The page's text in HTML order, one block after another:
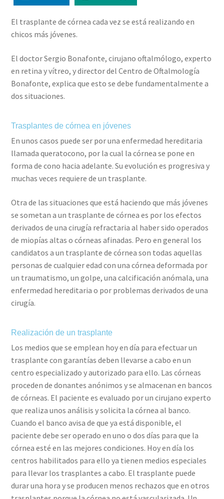
El trasplante de córnea cada vez se está realizando en
chicos más jóvenes.
El doctor Sergio Bonafonte, cirujano oftalmólogo, experto
en retina y vítreo, y director del Centro de Oftalmología
Bonafonte, explica que esto se debe fundamentalmente a
dos situaciones.
Trasplantes de córnea en jóvenes
En unos casos puede ser por una enfermedad hereditaria
llamada queratocono, por la cual la córnea se pone en
forma de cono hacia adelante. Su evolución es progresiva y
muchas veces requiere de un trasplante.
Otra de las situaciones que está haciendo que más jóvenes
se sometan a un trasplante de córnea es por los efectos
derivados de una cirugía refractaria al haber sido operados
de miopías altas o córneas afinadas. Pero en general los
candidatos a un trasplante de córnea son todas aquellas
personas de cualquier edad con una córnea deformada por
un traumatismo, un golpe, una calcificación anómala, una
enfermedad hereditaria o por problemas derivados de una
cirugía.
Realización de un trasplante
Los medios que se emplean hoy en día para efectuar un
trasplante con garantías deben llevarse a cabo en un
centro especializado y autorizado para ello. Las córneas
proceden de donantes anónimos y se almacenan en bancos
de córneas. El paciente es evaluado por un cirujano experto
que realiza unos análisis y solicita la córnea al banco.
Cuando el banco avisa de que ya está disponible, el
paciente debe ser operado en uno o dos días para que la
córnea esté en las mejores condiciones. Hoy en día los
centros habilitados para ello ya tienen medios especiales
para llevar los trasplantes a cabo. El trasplante puede
durar una hora y se producen menos rechazos que en otros